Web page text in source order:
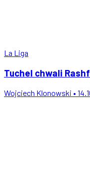
La Liga
Tuchel chwali
Wojciech Klonowski •